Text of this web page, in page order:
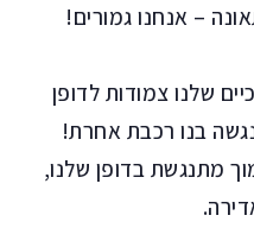
– אנחנו גמורים!
שלנו צמודות לדופן
בנו רכבת אחרת!
מתנגשת בדופן שלנו,